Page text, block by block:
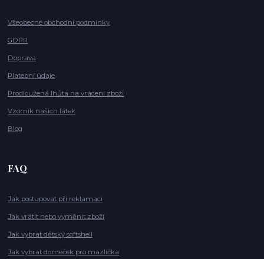
Všeobecné obchodní podmínky
GDPR
Doprava
Platební údaje
Prodloužená lhůta na vrácení zboží
Vzorník našich látek
Blog
FAQ
Jak postupovat při reklamaci
Jak vrátit nebo vyměnit zboží
Jak vybrat dětský softshell
Jak vybrat domeček pro mazlíčka